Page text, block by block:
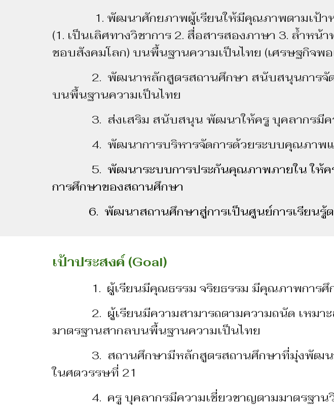
1. พัฒนาศักยภาพผู้เรียนให้มีคุณภาพตามเป้าหม
(1. เป็นเลิศทางวิชาการ 2. สื่อสารสองภาษา 3. ล้ําห
ชอบสังคมโลก) บนพื้นฐานความเป็นไทย (เศรษฐกิจ
2. พัฒนาหลักสูตรสถานศึกษา สนับสนุนการจัดกร
บนพื้นฐานความเป็นไทย
3. ส่งเสริม สนับสนุน พัฒนาให้ครู บุคลากรมีคว
4. พัฒนาการบริหารจัดการด้วยระบบคุณภาพแล
5. พัฒนาระบบการประกันคุณภาพภายใน ให้
การศึกษาของสถานศึกษา
6. พัฒนาสถานศึกษาสู่การเป็นศูนย์การเรียนรู้
เป้าประสงค์ (Goal)
1. ผู้เรียนมีคุณธรรม จริยธรรม มีคุณภาพการศึก
2. ผู้เรียนมีความสามารถตามความถนัด เหมาะส
มาตรฐานสากลบนพื้นฐานความเป็นไทย
3. สถานศึกษามีหลักสูตรสถานศึกษาที่มุ่งพัฒนา
ในศตวรรษที่ 21
4. ครู บุคลากรมีความเชี่ยวชาญตามมาตรฐ